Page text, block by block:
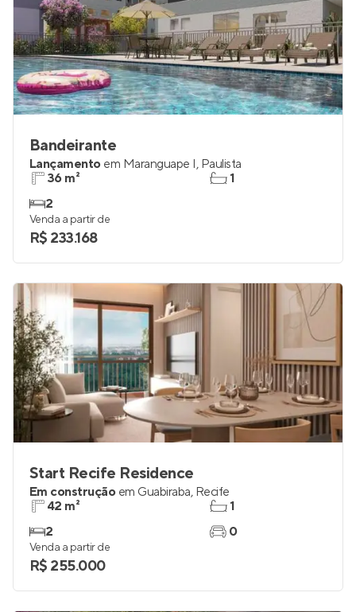
Bandeirante
Lançamento em Maranguape I, Paulista
36 m²
2
1
Venda a partir de
R$ 233.168
Start Recife Residence
Em construção em Guabiraba, Recife
42 m²
2
1
0
Venda a partir de
R$ 255.000